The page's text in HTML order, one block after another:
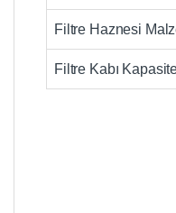
Filtre Haznesi
Filtre Kabı